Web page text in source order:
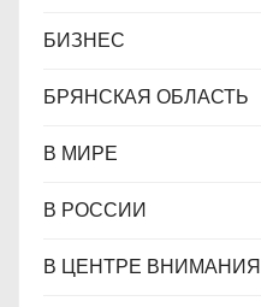
БИЗНЕС
БРЯНСКАЯ ОБЛАСТЬ
В МИРЕ
В РОССИИ
В ЦЕНТРЕ ВНИМАНИЯ